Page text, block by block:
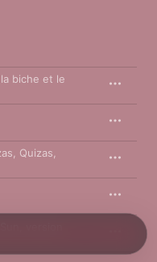
biche et le
Quizas,